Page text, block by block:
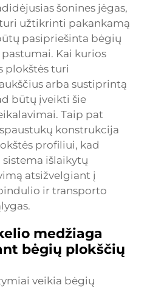
šonines jėgas,
užtikrinti pakankamą
pasipriešinta bėgių
Kai kurios
plokštės turi
arba sustiprintą
būtų įveikti šie
Taip pat
konstrukcija
profiliui, kad
išlaikytų
atsižvelgiant į
ir transporto
medžiaga
bėgių plokščių
veikia bėgių